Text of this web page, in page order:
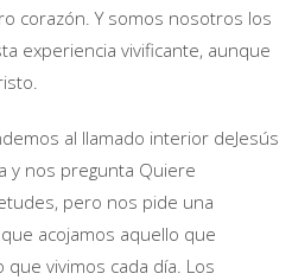
corazón. Y somos nosotros los
experiencia vivificante, aunque
al llamado interior deJesús
y nos pregunta Quiere
pero nos pide una
acojamos aquello que
vivimos cada día. Los